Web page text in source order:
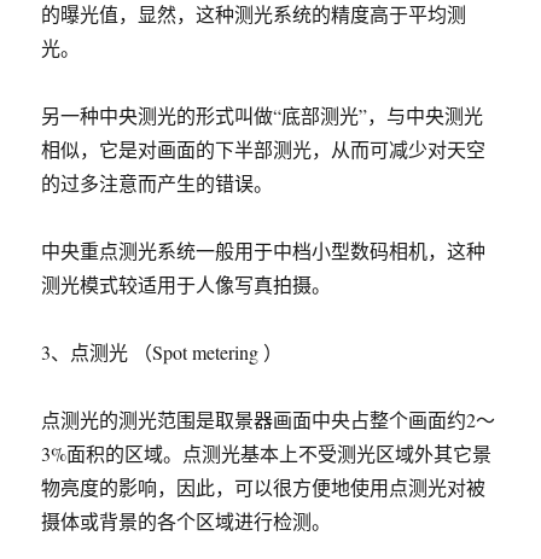
的曝光值，显然，这种测光系统的精度高于平均测
光。
另一种中央测光的形式叫做“底部测光”，与中央测光
相似，它是对画面的下半部测光，从而可减少对天空
的过多注意而产生的错误。
中央重点测光系统一般用于中档小型数码相机，这种
测光模式较适用于人像写真拍摄。
3、点测光 （Spot metering ）
点测光的测光范围是取景器画面中央占整个画面约2～
3%面积的区域。点测光基本上不受测光区域外其它景
物亮度的影响，因此，可以很方便地使用点测光对被
摄体或背景的各个区域进行检测。